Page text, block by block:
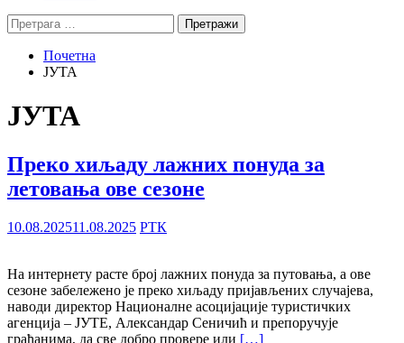
Претрага
за:
Почетна
ЈУТА
ЈУТА
Преко хиљаду лажних понуда за
летовања ове сезоне
10.08.202511.08.2025 РТК
На интернету расте број лажних понуда за путовања, а ове
сезоне забележено је преко хиљаду пријављених случајева,
наводи директор Националне асоцијације туристичких
агенција – ЈУТЕ, Александар Сеничић и препоручује
грађанима, да све добро провере или […]